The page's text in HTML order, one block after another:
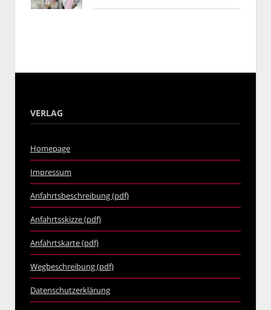
VERLAG
Homepage
Impressum
Anfahrtsbeschreibung (pdf)
Anfahrtsskizze (pdf)
Anfahrtskarte (pdf)
Wegbeschreibung (pdf)
Datenschutzerklärung